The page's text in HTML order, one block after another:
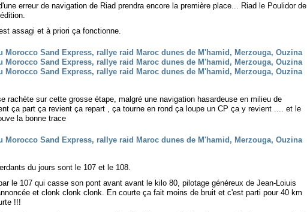
erreur de navigation de Riad prendra encore la première place... Riad le Poulidor de
assagi et à priori ça fonctionne.
rachète sur cette grosse étape, malgré une navigation hasardeuse en milieu de
ça part ça revient ça repart , ça tourne en rond ça loupe un CP ça y revient .... et le
la bonne trace
du jours sont le 107 et le 108.
le 107 qui casse son pont avant avant le kilo 80, pilotage généreux de Jean-Loiuis
et clonk clonk clonk. En courte ça fait moins de bruit et c'est parti pour 40 km
!!!